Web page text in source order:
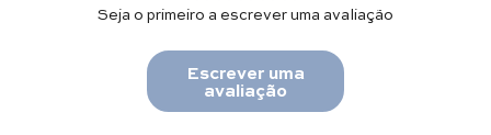
Seja o primeiro a escrever uma avaliação
Escrever uma
avaliação